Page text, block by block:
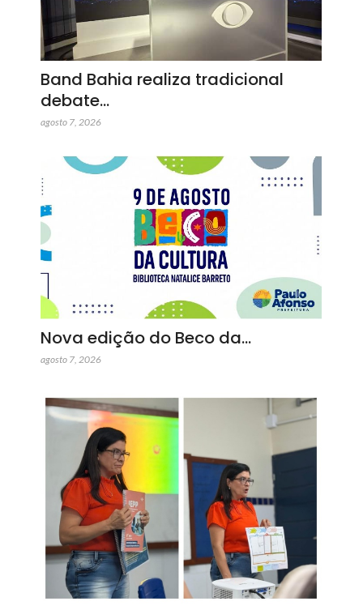
Band Bahia realiza tradicional
debate…
agosto 7, 2026
Nova edição do Beco da…
agosto 7, 2026